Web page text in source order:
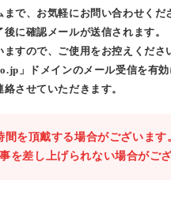
で、お気軽にお問い合わせくだ
に確認メールが送信されます。
すので、ご使用をお控えくださ
」ドメインのメール受信を有効
させていただきます。
を頂戴する場合がございます
を差し上げられない場合がござ